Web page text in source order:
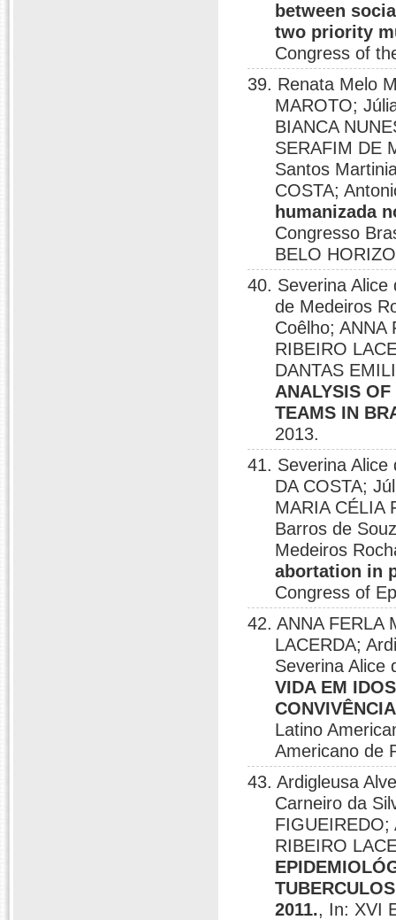
between
two priority
Congress of
39. Renata Melo
MAROTO;
BIANCA
SERAFIM DE
Santos
COSTA;
humanizada
Congresso
BELO
40. Severina Alice
de Medeiros
Coêlho; ANNA
RIBEIRO
DANTAS
ANALYSIS
TEAMS IN
2013.
41. Severina
DA COSTA;
MARIA CÉLIA
Barros de
Medeiros
abortation in
Congress of
42. ANNA FERLA
LACERDA;
Severina Alice
VIDA EM
Latino
Americano de
43. Ardigleusa
Carneiro da
FIGUEIREDO;
RIBEIRO
2011., In: XVI